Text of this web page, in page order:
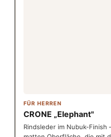
FÜR HERREN
CRONE „Elephant"
Rindsleder im Nubuk-